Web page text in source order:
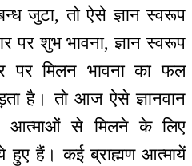
जुटा, तो ऐसे ज्ञान स्वरूप
पर शुभ भावना, ज्ञान स्वरूप
पर मिलन भावना का फल
है। तो आज ऐसे ज्ञानवान
आत्माओं से मिलने के लिए
हुए हैं। कई ब्राह्मण आत्मायें